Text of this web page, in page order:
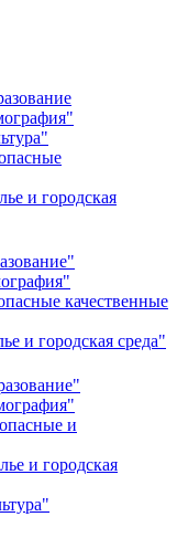
и городская
качественные
и городская среда"
и
и городская